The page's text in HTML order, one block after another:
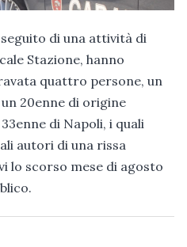
di una attività di
Stazione, hanno
quattro persone, un
20enne di origine
di Napoli, i quali
autori di una rissa
lo scorso mese di agosto